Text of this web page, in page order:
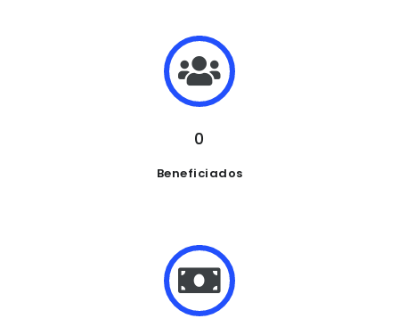
0
Beneficiados